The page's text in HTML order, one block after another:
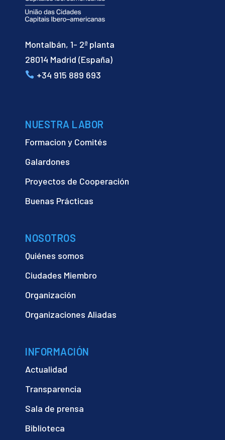
Montalbán, 1- 2ª planta
28014 Madrid (España)
+34 915 889 693
NUESTRA LABOR
Formacion y Comités
Galardones
Proyectos de Cooperación
Buenas Prácticas
NOSOTROS
Quiénes somos
Ciudades Miembro
Organización
Organizaciones Aliadas
INFORMACIÓN
Actualidad
Transparencia
Sala de prensa
Biblioteca